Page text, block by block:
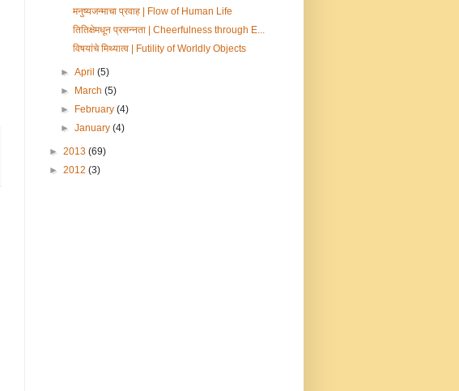
मनुष्यजन्माचा प्रवाह | Flow of Human Life
तितिक्षेमधून प्रसन्नता | Cheerfulness through E...
विषयांचे मिथ्यात्व | Futility of Worldly Objects
►April(5)
►
March(5)
►
February(4)
►January(4)
► 2013 (69)
► 2012 (3)